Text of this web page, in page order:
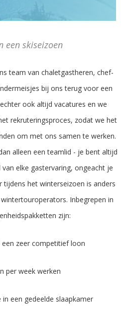
een skiseizoen
team van chaletgastheren, chef-
bij ons terug voor een
ook altijd vacatures en we
rekruteringsproces, zodat we het
om met ons samen te werken.
alleen een teamlid - je bent altijd
elke gastervaring, ongeacht je
tijdens het winterseizoen is anders
Inbegrepen in
zijn:
zeer competitief loon
per week werken
een gedeelde slaapkamer